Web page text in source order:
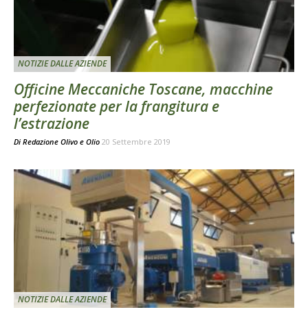
NOTIZIE DALLE AZIENDE
Officine Meccaniche Toscane, macchine
perfezionate per la frangitura e
l’estrazione
Di Redazione Olivo e Olio 20 Settembre 2019
NOTIZIE DALLE AZIENDE